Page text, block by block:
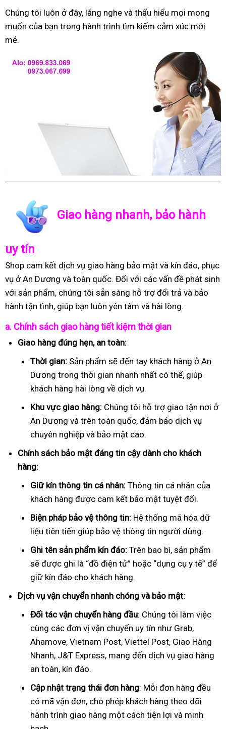
Chúng tôi luôn ở đây, lắng nghe và thấu hiểu mọi mong
muốn của bạn trong hành trình tìm kiếm cảm xúc mới
mẻ.
Giao hàng nhanh, bảo hành
uy tín
Shop cam kết dịch vụ giao hàng bảo mật và kín đáo, phục
vụ ở An Dương và toàn quốc. Đối với các vấn đề phát sinh
với sản phẩm, chúng tôi sẵn sàng hỗ trợ đổi trả và bảo
hành tận tình, giúp bạn luôn yên tâm và hài lòng.
a. Chính sách giao hàng tiết kiệm thời gian
Giao hàng đúng hẹn, an toàn:
Thời gian: Sản phẩm sẽ đến tay khách hàng ở An
Dương trong thời gian nhanh nhất có thể, giúp
khách hàng hài lòng về dịch vụ.
Khu vực giao hàng: Chúng tôi hỗ trợ giao tận nơi ở
An Dương và trên toàn quốc, đảm bảo dịch vụ
chuyên nghiệp và bảo mật cao.
Chính sách bảo mật đáng tin cậy dành cho khách
hàng:
Giữ kín thông tin cá nhân: Thông tin cá nhân của
khách hàng được cam kết bảo mật tuyệt đối.
Biện pháp bảo vệ thông tin: Hệ thống mã hóa dữ
liệu tiên tiến giúp bảo vệ thông tin người dùng.
Ghi tên sản phẩm kín đáo: Trên bao bì, sản phẩm
sẽ được ghi là “đồ điện tử” hoặc “dụng cụ y tế” để
giữ kín đáo cho khách hàng.
Dịch vụ vận chuyển nhanh chóng và bảo mật:
Đối tác vận chuyển hàng đầu: Chúng tôi làm việc
cùng các đơn vị vận chuyển uy tín như Grab,
Ahamove, Vietnam Post, Viettel Post, Giao Hàng
Nhanh, J&T Express, mang đến dịch vụ giao hàng
an toàn, kín đáo.
Cập nhật trạng thái đơn hàng: Mỗi đơn hàng đều
có mã vận đơn, cho phép khách hàng theo dõi
hành trình giao hàng một cách tiện lợi và minh